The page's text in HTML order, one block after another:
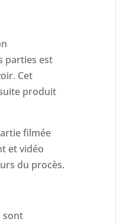
parties est
Cet
produit
filmée
et vidéo
du procès.
sont